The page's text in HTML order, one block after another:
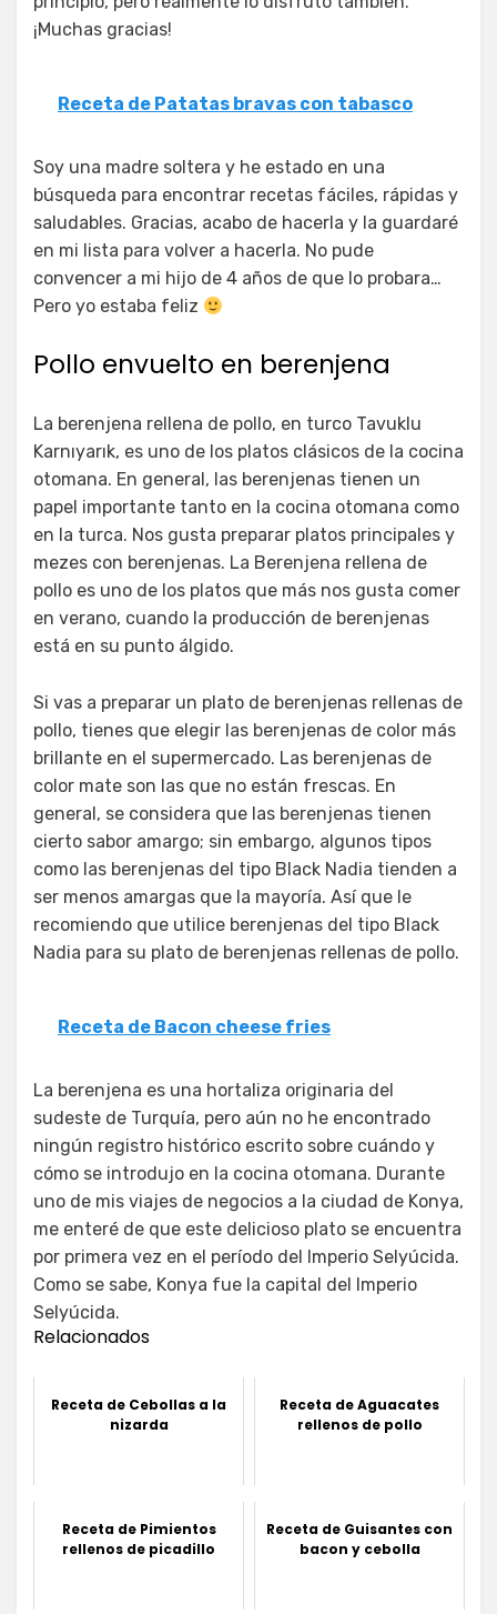
¡Muchas gracias!
Receta de Patatas bravas con tabasco
Soy una madre soltera y he estado en una
búsqueda para encontrar recetas fáciles, rápidas y
saludables. Gracias, acabo de hacerla y la guardaré
en mi lista para volver a hacerla. No pude
convencer a mi hijo de 4 años de que lo probara…
Pero yo estaba feliz
Pollo envuelto en berenjena
La berenjena rellena de pollo, en turco Tavuklu
Karnıyarık, es uno de los platos clásicos de la cocina
otomana. En general, las berenjenas tienen un
papel importante tanto en la cocina otomana como
en la turca. Nos gusta preparar platos principales y
mezes con berenjenas. La Berenjena rellena de
pollo es uno de los platos que más nos gusta comer
en verano, cuando la producción de berenjenas
está en su punto álgido.
Si vas a preparar un plato de berenjenas rellenas de
pollo, tienes que elegir las berenjenas de color más
brillante en el supermercado. Las berenjenas de
color mate son las que no están frescas. En
general, se considera que las berenjenas tienen
cierto sabor amargo; sin embargo, algunos tipos
como las berenjenas del tipo Black Nadia tienden a
ser menos amargas que la mayoría. Así que le
recomiendo que utilice berenjenas del tipo Black
Nadia para su plato de berenjenas rellenas de pollo.
Receta de Bacon cheese fries
La berenjena es una hortaliza originaria del
sudeste de Turquía, pero aún no he encontrado
ningún registro histórico escrito sobre cuándo y
cómo se introdujo en la cocina otomana. Durante
uno de mis viajes de negocios a la ciudad de Konya,
me enteré de que este delicioso plato se encuentra
por primera vez en el período del Imperio Selyúcida.
Como se sabe, Konya fue la capital del Imperio
Selyúcida.
Relacionados
Receta de Cebollas a la
nizarda
Receta de Aguacates
rellenos de pollo
Receta de Pimientos
rellenos de picadillo
Receta de Guisantes con
bacon y cebolla